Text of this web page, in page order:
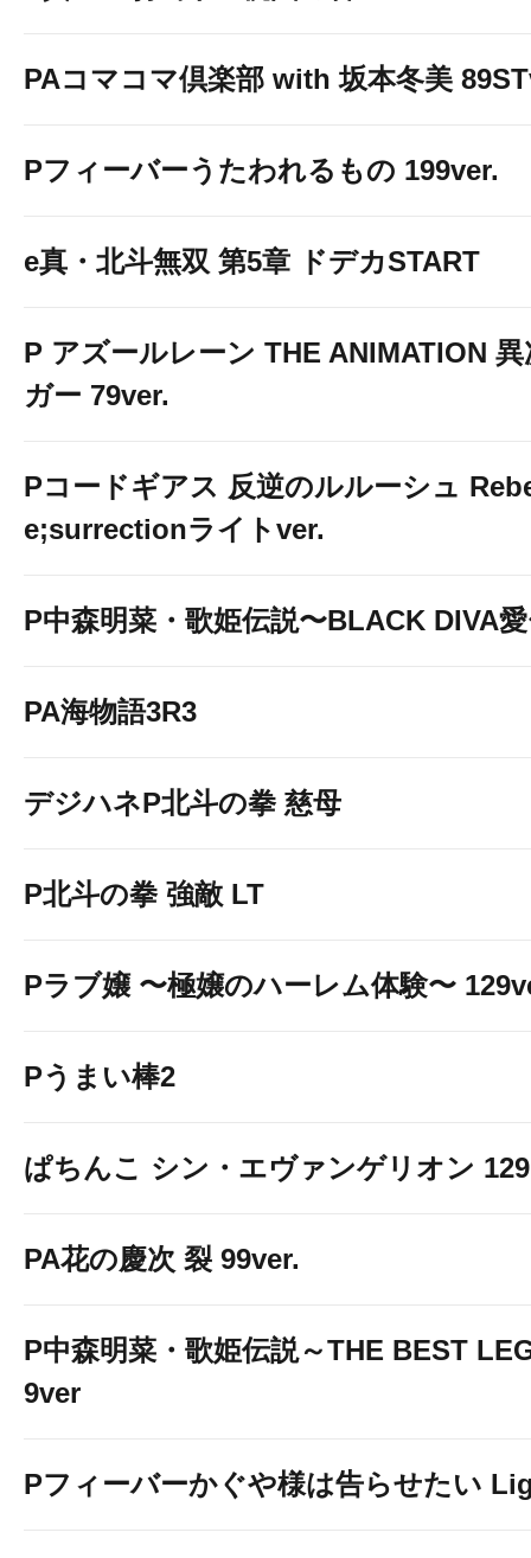
PAコマコマ倶楽部 with 坂本冬美
Pフィーバーうたわれるもの 199ver.
e真・北斗無双 第5章 ドデカSTART
P アズールレーン THE ANIMATION
ガー 79ver.
Pコードギアス 反逆のルルーシュ
e;surrectionライトver.
P中森明菜・歌姫伝説〜BLACK DIVA
PA海物語3R3
デジハネP北斗の拳 慈母
P北斗の拳 強敵 LT
Pラブ嬢 〜極嬢のハーレム体験〜
Pうまい棒2
ぱちんこ シン・エヴァンゲリオン
PA花の慶次 裂 99ver.
P中森明菜・歌姫伝説～THE BEST
9ver
Pフィーバーかぐや様は告らせたい